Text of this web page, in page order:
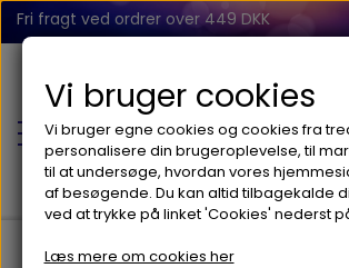
Fri fragt ved ordrer over 449 DKK
Vi bruger cookies
Vi bruger egne cookies og cookies fra
personalisere din brugeroplevelse, til
til at undersøge, hvordan vores
af besøgende. Du kan altid tilbagekalde
ved at trykke på linket 'Cookies' nederst
Læs mere om cookies her